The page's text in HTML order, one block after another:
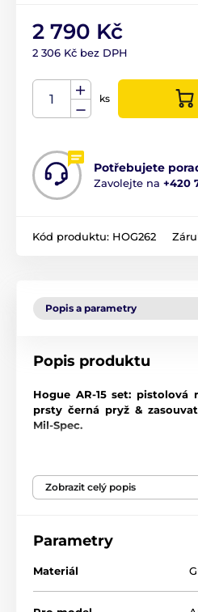
2 790 Kč
2 306 Kč bez DPH
ks
Potřebujete
Zavolejte na +420
Kód produktu: HOG262
Popis a parametry
Popis produktu
Hogue AR-15 set:
prsty černá pryž &
Mil-Spec.
Gumové střenky
syntetického kaučuku,
zpětný ráz bez ovlivnění
Zobrazit celý popis
Parametry
Materiál